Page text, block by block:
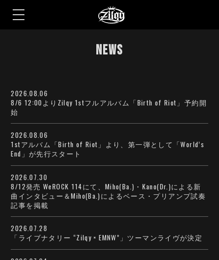
k
i
p
c
t
n
t
NEWS
2026.08.06
8/6 12:00よりZilqy 1stフルアルバム「Birth of Riot」予約開
始
2026.08.06
1stアルバム「Birth of Riot」より、第一弾として「World’s
End」が先行スタート
2026.07.30
8/12発売 WeROCK 114にて、Miho(Ba.)・Kano(Dr.)による新
曲インタビュー＆Miho(Ba.)によるベース・プリアンプ試奏
記事を掲載
2026.07.28
「ライブナタリー “Zilqy × EMNW”」ツーマンライヴが決定